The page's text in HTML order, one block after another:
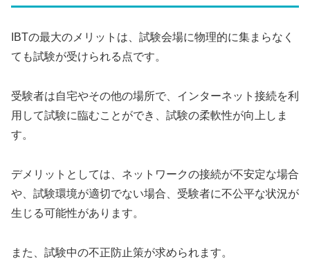
IBTの最大のメリットは、試験会場に物理的に集まらなく
ても試験が受けられる点です。
受験者は自宅やその他の場所で、インターネット接続を利
用して試験に臨むことができ、試験の柔軟性が向上しま
す。
デメリットとしては、ネットワークの接続が不安定な場合
や、試験環境が適切でない場合、受験者に不公平な状況が
生じる可能性があります。
また、試験中の不正防止策が求められます。